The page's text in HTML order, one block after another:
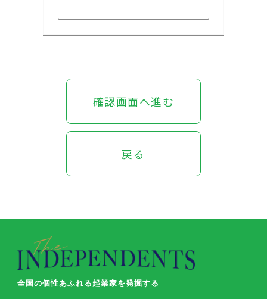
全国の個性あふれる起業家を発掘する